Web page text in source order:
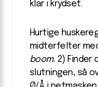
klar i krydset.
Hurtige
midterfelter
boom. 2) Finder
slutningen, så